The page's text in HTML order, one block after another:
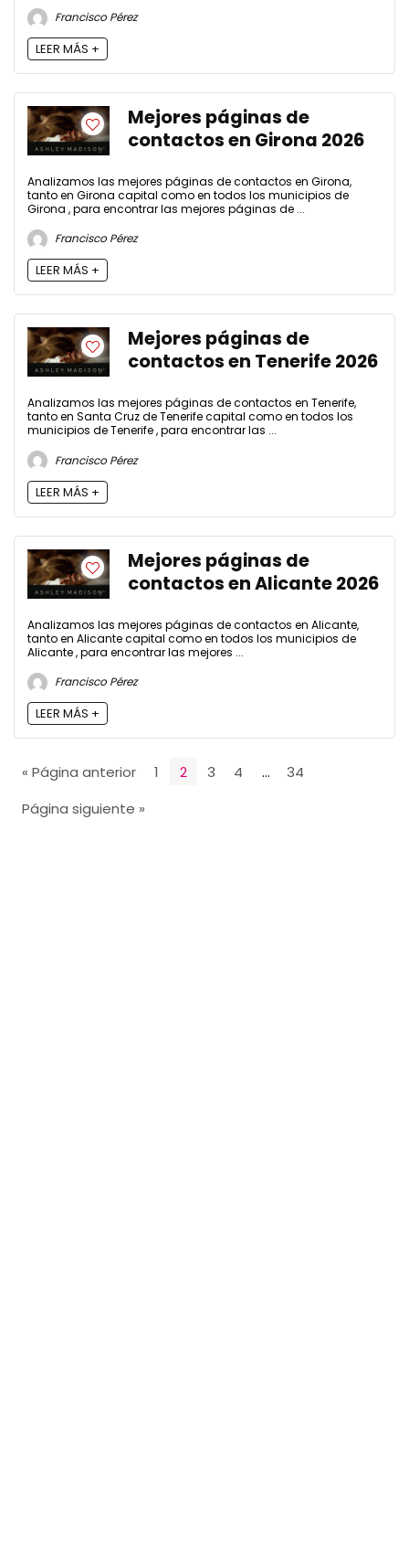
Francisco Pérez
LEER MÁS +
Mejores páginas de
contactos en Girona 2026
Analizamos las mejores páginas de contactos en Girona,
tanto en Girona capital como en todos los municipios de
Girona , para encontrar las mejores páginas de ...
Francisco Pérez
LEER MÁS +
Mejores páginas de
contactos en Tenerife 2026
Analizamos las mejores páginas de contactos en Tenerife,
tanto en Santa Cruz de Tenerife capital como en todos los
municipios de Tenerife , para encontrar las ...
Francisco Pérez
LEER MÁS +
Mejores páginas de
contactos en Alicante 2026
Analizamos las mejores páginas de contactos en Alicante,
tanto en Alicante capital como en todos los municipios de
Alicante , para encontrar las mejores ...
Francisco Pérez
LEER MÁS +
« Página anterior 1 2 3 4 …
34
Página siguiente »